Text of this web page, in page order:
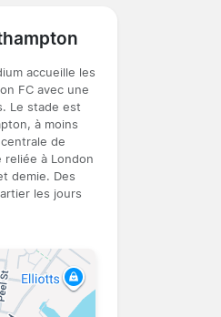
accueille les
FC avec une
Le stade est
à moins
de
reliée à London
demie. Des
les jours